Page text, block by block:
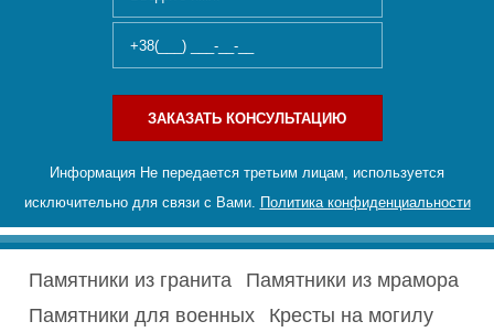
ЗАКАЗАТЬ КОНСУЛЬТАЦИЮ
Информация Не передается третьим лицам, используется
исключительно для связи с Вами. Политика конфиденциальности
Памятники из гранита
Памятники из мрамора
Памятники для военных
Кресты на могилу